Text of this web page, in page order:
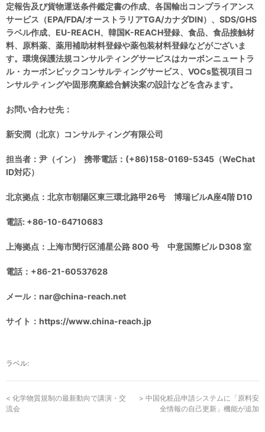
定報告及び貨物運送条件鑑定書の作成、各国輸出コンプライアンス
サービス（EPA/FDA/オーストラリアTGA/カナダDIN）、SDS/GHS
ラベル作成、EU-REACH、韓国K-REACH登録、食品、食品接触材
料、原料薬、薬用補助材料登録や薬包装材料登録などがございま
す。環境保護法規コンサルティングサービスはカーボンニュートラ
ル・カーボンピックコンサルティングサービス、VOCs監視項目コ
ンサルティングや固形廃棄総合解決案の設計などを含みます。
お問い合わせ先：
新安潤（北京）コンサルティング有限公司
担当者：尹（イン） 携帯電話：(+86)158-0169-5345（WeChat
ID対応）
北京拠点：北京市朝陽区東三環北路甲26号 博瑞ビルA座4階 D10
電話: +86-10-64710683
上海拠点：上海市閔行区浦星公路 800 号 中意国際ビル D308 室
電話：+86-21-60537628
メール：nar@china-reach.net
サイト：https://www.china-reach.jp
ラベル:
< 化学物質規制の最新動向で講演・交
流会
> 中国化粧品申請システムに「原料安
全情報の自己更新」機能が追加